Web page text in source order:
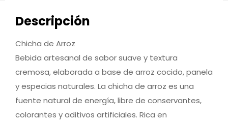
Descripción
Chicha de Arroz
Bebida artesanal de sabor suave y textura
cremosa, elaborada a base de arroz cocido, panela
y especias naturales. La chicha de arroz es una
fuente natural de energía, libre de conservantes,
colorantes y aditivos artificiales. Rica en